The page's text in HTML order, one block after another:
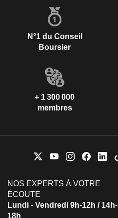
N°1 du Conseil
Boursier
+ 1 300 000
membres
NOS EXPERTS À VOTRE
ÉCOUTE
Lundi - Vendredi 9h-12h / 14h-
18h